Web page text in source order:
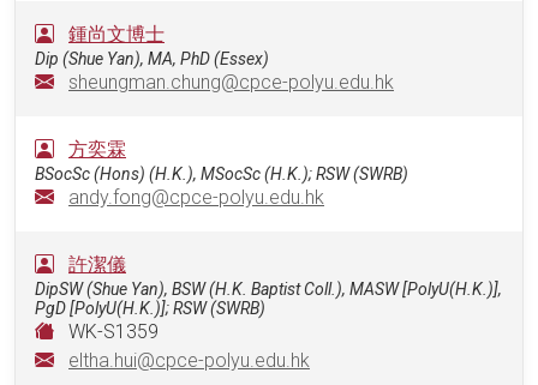
鍾尚文博士
Dip (Shue Yan), MA, PhD (Essex)
sheungman.chung@cpce-polyu.edu.hk
方奕霖
BSocSc (Hons) (H.K.), MSocSc (H.K.); RSW (SWRB)
andy.fong@cpce-polyu.edu.hk
許潔儀
DipSW (Shue Yan), BSW (H.K. Baptist Coll.), MASW [PolyU(H.K.)],
PgD [PolyU(H.K.)]; RSW (SWRB)
WK-S1359
eltha.hui@cpce-polyu.edu.hk